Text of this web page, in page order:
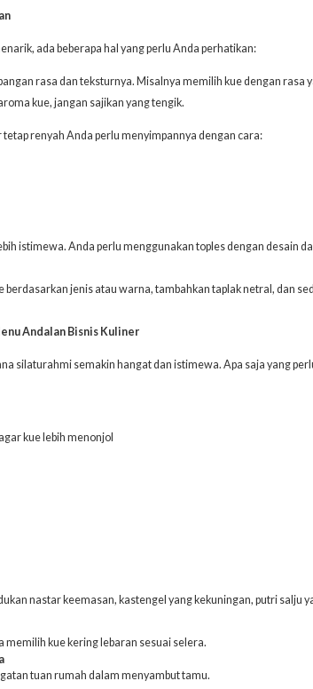
ada beberapa hal yang perlu Anda perhatikan:
rasa dan teksturnya. Misalnya memilih kue dengan rasa
kue, jangan sajikan yang tengik.
renyah Anda perlu menyimpannya dengan cara:
istimewa. Anda perlu menggunakan toples dengan desain
jenis atau warna, tambahkan taplak netral, dan
Andalan Bisnis Kuliner
silaturahmi semakin hangat dan istimewa. Apa saja yang
kue lebih menonjol
nastar keemasan, kastengel yang kekuningan, putri salju
memilih kue kering lebaran sesuai selera.
tuan rumah dalam menyambut tamu.